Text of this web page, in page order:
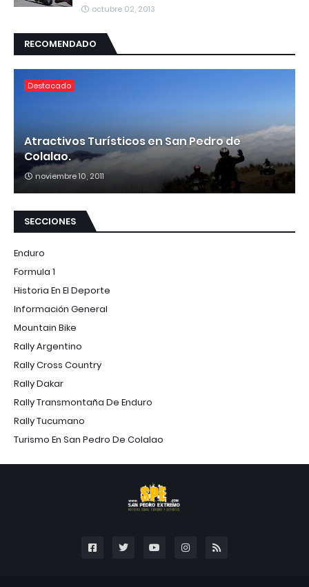
octubre 02, 2013
RECOMENDADO
Destacado
Atractivos Turísticos en San Pedro de
Colalao.
noviembre 10, 2011
SECCIONES
Enduro
Formula 1
Historia En El Deporte
Información General
Mountain Bike
Rally Argentino
Rally Cross Country
Rally Dakar
Rally Transmontaña De Enduro
Rally Tucumano
Turismo En San Pedro De Colalao